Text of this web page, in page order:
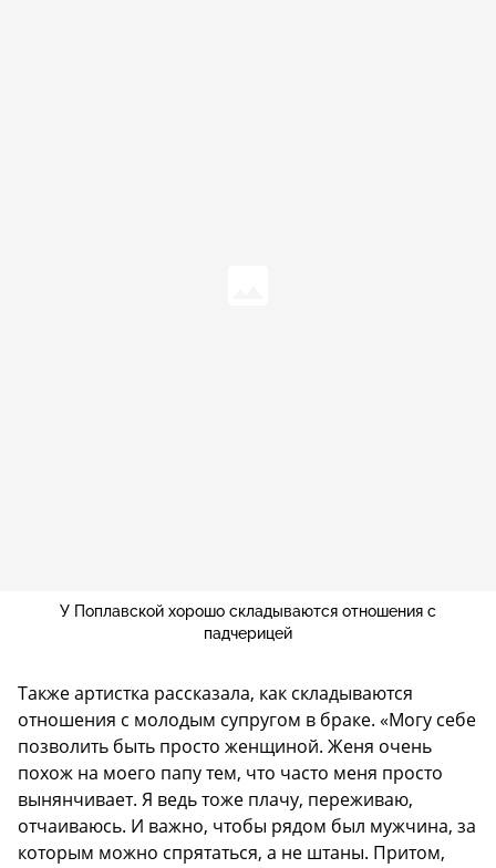
У Поплавской хорошо складываются отношения с
падчерицей
Также артистка рассказала, как складываются
отношения с молодым супругом в браке. «Могу себе
позволить быть просто женщиной. Женя очень
похож на моего папу тем, что часто меня просто
вынянчивает. Я ведь тоже плачу, переживаю,
отчаиваюсь. И важно, чтобы рядом был мужчина, за
которым можно спрятаться, а не штаны. Притом,